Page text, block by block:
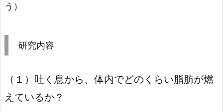
う）
研究内容
（１）吐く息から、体内でどのくらい脂肪が燃
えているか？